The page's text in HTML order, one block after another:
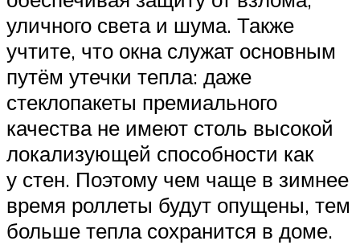
уличного света и шума. Также
учтите, что окна служат основным
путём утечки тепла: даже
стеклопакеты премиального
качества не имеют столь высокой
локализующей способности как
у стен. Поэтому чем чаще в зимнее
время роллеты будут опущены, тем
больше тепла сохранится в доме.